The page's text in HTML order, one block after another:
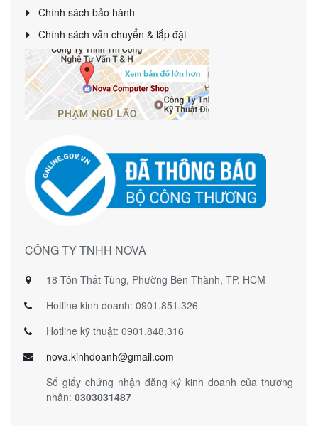
Chính sách bảo hành
Chính sách vẫn chuyển & lắp đặt
CÔNG TY TNHH NOVA
18 Tôn Thất Tùng, Phường Bến Thành, TP. HCM
Hotline kinh doanh: 0901.851.326
Hotline kỹ thuật: 0901.848.316
nova.kinhdoanh@gmail.com
Số giấy chứng nhận đăng ký kinh doanh của thương
nhân: 0303031487